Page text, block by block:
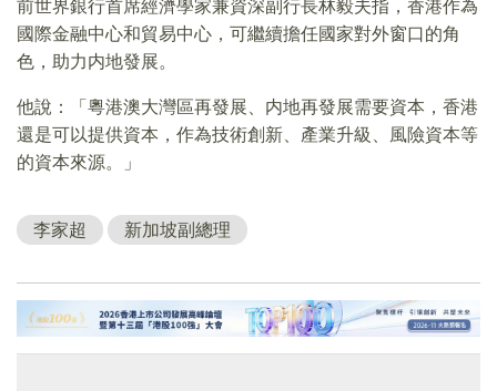
前世界銀行首席經濟學家兼資深副行長林毅夫指，香港作為
國際金融中心和貿易中心，可繼續擔任國家對外窗口的角
色，助力内地發展。
他說：「粵港澳大灣區再發展、内地再發展需要資本，香港
還是可以提供資本，作為技術創新、產業升級、風險資本等
的資本來源。」
李家超 新加坡副總理